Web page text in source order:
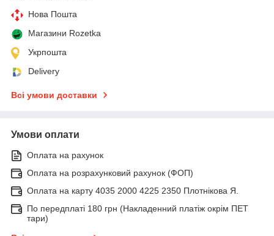
Нова Пошта
Магазини Rozetka
Укрпошта
Delivery
Всі умови доставки
Умови оплати
Оплата на рахунок
Оплата на розрахунковий рахунок (ФОП)
Оплата на карту 4035 2000 4225 2350 Плотнікова Я.
По передплаті 180 грн (Накладенний платіж окрім ПЕТ
тари)